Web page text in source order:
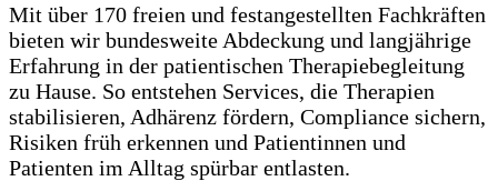
Mit über 170 freien und festangestellten Fachkräften
bieten wir bundesweite Abdeckung und langjährige
Erfahrung in der patientischen Therapiebegleitung
zu Hause. So entstehen Services, die Therapien
stabilisieren, Adhärenz fördern, Compliance sichern,
Risiken früh erkennen und Patientinnen und
Patienten im Alltag spürbar entlasten.